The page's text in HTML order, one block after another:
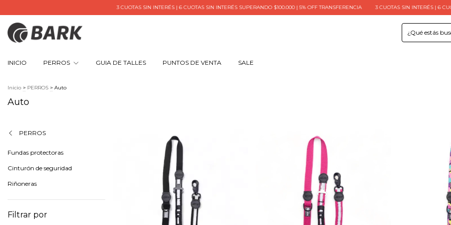
3 CUOTAS SIN INTERÉS | 6 CUOTAS SIN INTERÉS SUPERANDO $100.000 | 5% OFF TRANSFERENCIA 3 CUOTAS SIN INTERÉS | 6 CUOTAS SIN
INICIO PERROS GUIA DE TALLES PUNTOS DE VENTA SALE
Inicio > PERROS > Auto
Auto
PERROS
Fundas protectoras
Cinturón de seguridad
Riñoneras
Filtrar por